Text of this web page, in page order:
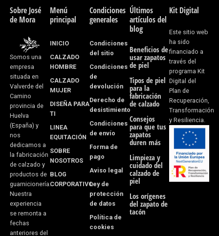
e
b
o
o
k
-
f
t
a
g
r
a
m
Sobre José
de Mora
Somos una
empresa
situada en
Valverde del
Camino
provincia de
Huelva
(España) y
nos
dedicamos a
la fabricación
de calzado y
productos de
guarnicionería.
Nuestra
experiencia
se remonta a
fechas
anteriores del
Menú
principal
INICIO
CALZADO
HOMBRE
CALZADO
MUJER
DISEÑA PARA
TI
LINEA
EQUITACIÓN
SOBRE
NOSOTROS
BLOG
CORPORATIVO
Condiciones
generales
Condiciones
del sitio
Condiciones
de
devolución
Derecho de
desistimiento
Condiciones
de envío
Forma de
pago
Aviso legal
Ley de
protección
de datos
Política de
cookies
Últimos
artículos del
blog
Beneficios de
usar zapatos
de piel
Tipos de piel
para la
fabricación
de calzado
Consejos
para que tus
zapatos
duren más
Limpieza y
cuidado del
calzado de
piel
Los orígenes
del zapato de
tacón
Kit Digital
Este sitio web
ha sido
financiado a
través del
programa Kit
Digital del
Plan de
Recuperación,
Transformación
y Resiliencia.